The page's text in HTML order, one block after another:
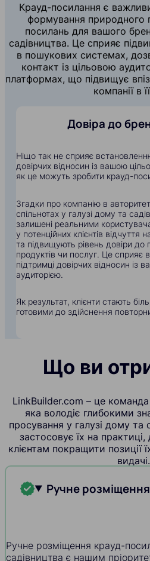
Крауд-посилання є
формування природного
посилань для вашого
садівництва. Це сприяє
в пошукових системах,
контакт із цільовою
платформах, що підвищує
компанії в
Довіра до
Ніщо так не сприяє
довірчих відносин із вашою
як це можуть зробити крауд-
Згадки про компанію в
спільнотах у галузі дому та
залишені реальними
у потенційних клієнтів відчуття
та підвищують рівень довіри до
продуктів чи послуг. Це сприяє
підтримці довірчих відносин із
аудиторією.
Як результат, клієнти стають
готовими до здійснення
Що ви
LinkBuilder.com – це команда
яка володіє глибокими
просування у галузі дому та
застосовує їх на
клієнтам покращити позиції
видачі.
Ручне розміщення
Ручне розміщення крауд-
садівництва є нашим